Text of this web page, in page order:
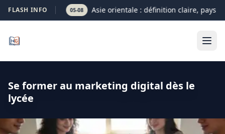
FLASH INFO 05-08 Asie orientale : définition claire, pays
Se former au marketing digital dès le
lycée